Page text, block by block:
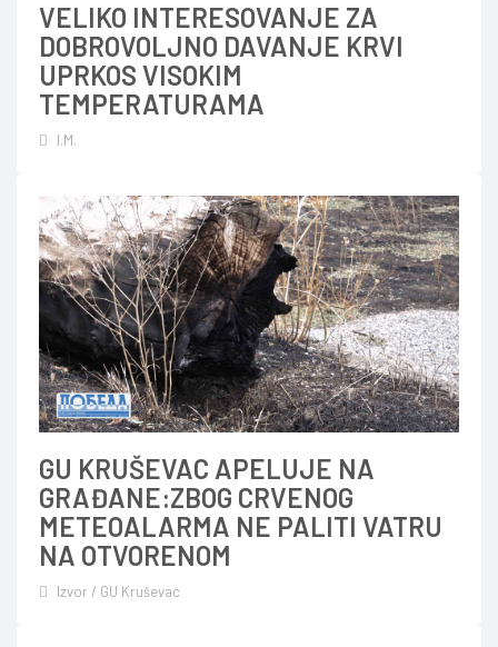
VELIKO INTERESOVANJE ZA
DOBROVOLJNO DAVANJE KRVI
UPRKOS VISOKIM
TEMPERATURAMA
I.M.
GU KRUŠEVAC APELUJE NA
GRAĐANE:ZBOG CRVENOG
METEOALARMA NE PALITI VATRU
NA OTVORENOM
Izvor / GU Kruševac